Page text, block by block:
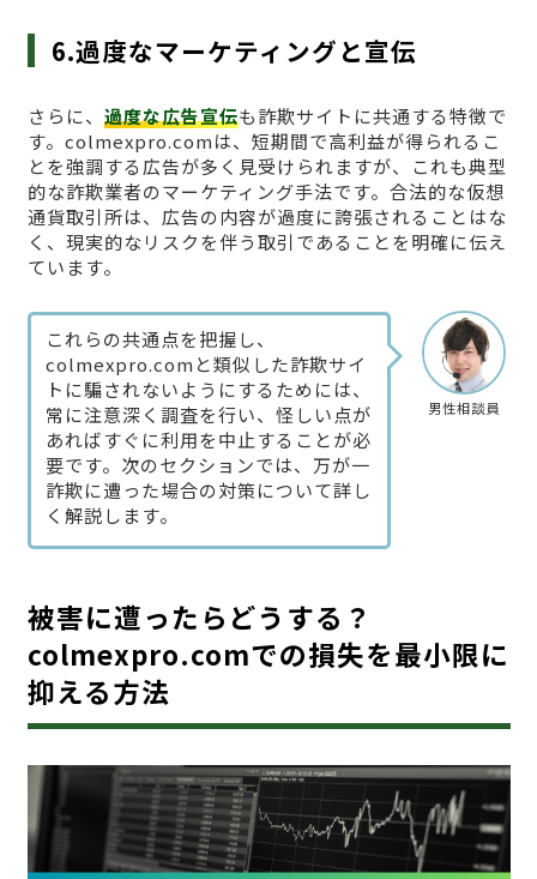
6.過度なマーケティングと宣伝
さらに、 過度な広告宣伝も詐欺サイトに共通する特徴で
す。colmexpro.comは、短期間で高利益が得られるこ
とを強調する広告が多く見受けられますが、これも典型
的な詐欺業者のマーケティング手法です。合法的な仮想
通貨取引所は、広告の内容が過度に誇張されることはな
く、現実的なリスクを伴う取引であることを明確に伝え
ています。
男性相談員
これらの共通点を把握し、
colmexpro.comと類似した詐欺サイ
トに騙されないようにするためには、
常に注意深く調査を行い、怪しい点が
あればすぐに利用を中止することが必
要です。次のセクションでは、万が一
詐欺に遭った場合の対策について詳し
く解説します。
被害に遭ったらどうする？
colmexpro.comでの損失を最小限に
抑える方法